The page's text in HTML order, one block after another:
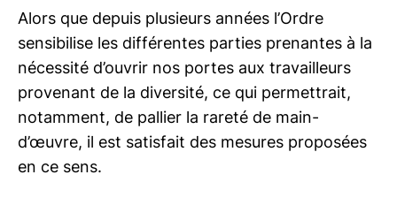
Alors que depuis plusieurs années l’Ordre
sensibilise les différentes parties prenantes à la
nécessité d’ouvrir nos portes aux travailleurs
provenant de la diversité, ce qui permettrait,
notamment, de pallier la rareté de main-
d’œuvre, il est satisfait des mesures proposées
en ce sens.